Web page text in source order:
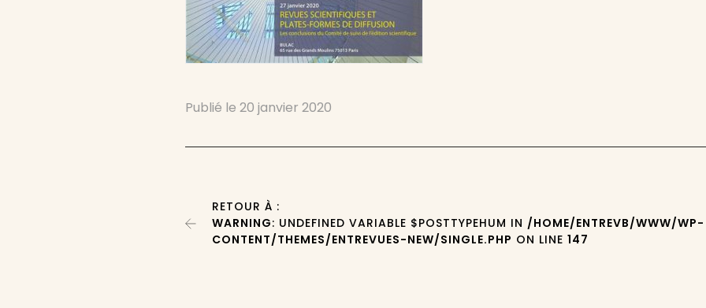
Publié le20 janvier 2020
RETOUR À :
WARNING: UNDEFINED VARIABLE $POSTTYPEHUM IN /HOME/ENTREVB/WWW/WP-
CONTENT/THEMES/ENTREVUES-NEW/SINGLE.PHP ON LINE147